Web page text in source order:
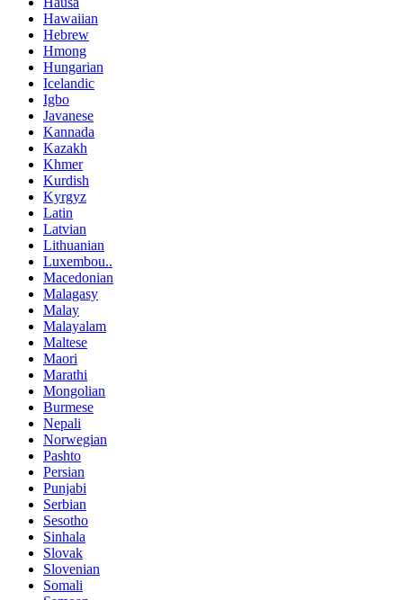
Hawaiian
Hebrew
Hmong
Hungarian
Icelandic
Igbo
Javanese
Kannada
Kazakh
Khmer
Kurdish
Kyrgyz
Latin
Latvian
Lithuanian
Luxembou..
Macedonian
Malagasy
Malay
Malayalam
Maltese
Maori
Marathi
Mongolian
Burmese
Nepali
Norwegian
Pashto
Persian
Punjabi
Serbian
Sesotho
Sinhala
Slovak
Slovenian
Somali